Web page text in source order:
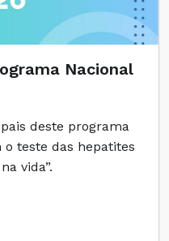
Nacional
deste programa
teste das hepatites
vida”.